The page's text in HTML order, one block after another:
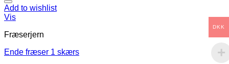
Add to wishlist
Vis
Fræserjern
Ende fræser 1 skærs
DKK